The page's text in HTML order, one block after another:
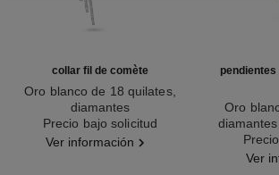
collar fil de comète
Oro blanco de 18 quilates,
diamantes
Ref. J2846Precio bajo solicitud
Ver información
Oro
Ref. J63143
Ver